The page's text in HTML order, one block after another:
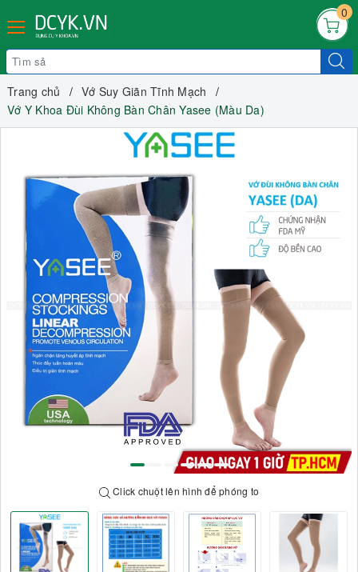
0
Trang chủ
Vớ Suy Giãn Tĩnh Mạch
Vớ Y Khoa Đùi Không Bàn Chân Yasee (Màu Da)
Click chuột lên hình để phóng to